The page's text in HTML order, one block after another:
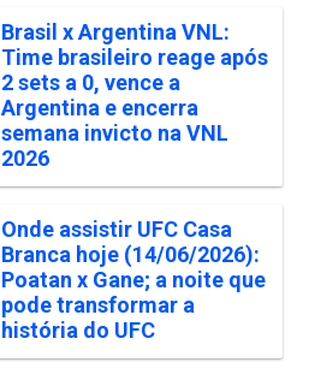
Brasil x Argentina VNL:
Time brasileiro reage após
2 sets a 0, vence a
Argentina e encerra
semana invicto na VNL
2026
Onde assistir UFC Casa
Branca hoje (14/06/2026):
Poatan x Gane; a noite que
pode transformar a
história do UFC